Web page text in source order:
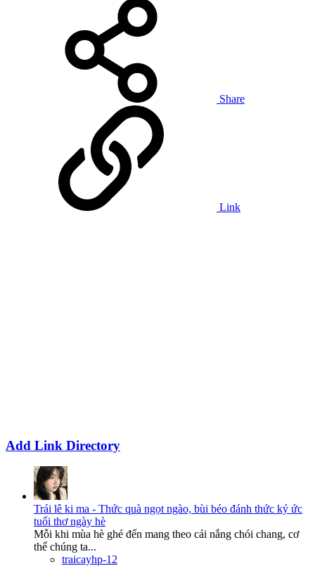
Share
Link
Add Link Directory
Trái lê ki ma - Thức quà ngọt ngào, bùi béo đánh thức ký ức
tuổi thơ ngày hè
Mỗi khi mùa hè ghé đến mang theo cái nắng chói chang, cơ
thể chúng ta...
traicayhp-12